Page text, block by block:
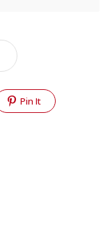
Pin It